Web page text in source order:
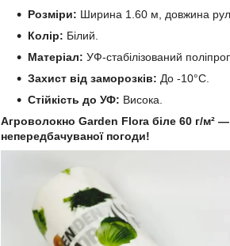
Розміри: Ширина 1.60 м, довжина
Колір: Білий.
Матеріал: УФ-стабілізований
Захист від заморозків: До -10°C.
Стійкість до УФ: Висока.
Агроволокно Garden Flora біле 60 г/м²
непередбачуваної погоди!